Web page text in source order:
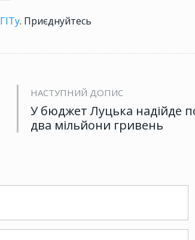
. Приєднуйтесь
НАСТУПНИЙ ДОПИС
У бюджет Луцька надійде
два мільйони гривень